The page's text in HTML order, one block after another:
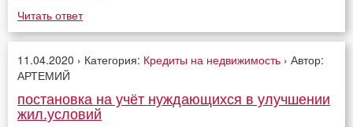
Читать ответ
11.04.2020 › Категория: Кредиты на недвижимость › Автор:
АРТЕМИЙ
постановка на учёт нуждающихся в улучшении
жил.условий